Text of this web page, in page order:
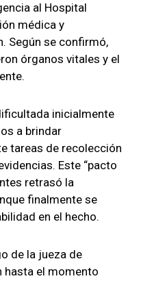
al Hospital
médica y
Según se confirmó,
órganos vitales y el
inicialmente
a brindar
tareas de recolección
Este “pacto
retrasó la
finalmente se
en el hecho.
de la jueza de
hasta el momento